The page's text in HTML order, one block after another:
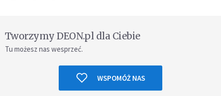
Tworzymy DEON.pl dla Ciebie
Tu możesz nas wesprzeć.
WSPOMÓŻ NAS